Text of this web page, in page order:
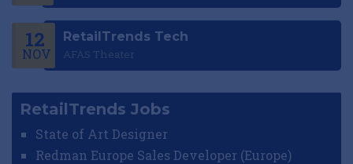
12
NOV
RetailTrends Tech
AFAS Theater
RetailTrends Jobs
State of Art Designer
Redman Europe Sales Developer (Europe)